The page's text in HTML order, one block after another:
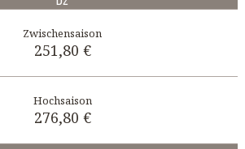
251,80 €
276,80 €